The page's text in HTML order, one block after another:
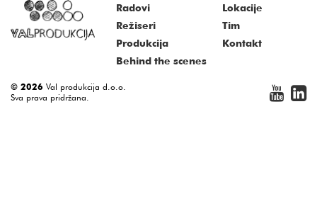
Radovi
Režiseri
Produkcija
Lokacije
Tim
Kontakt
Behind the scenes
© 2026 Val produkcija d.o.o.
Sva prava pridržana.